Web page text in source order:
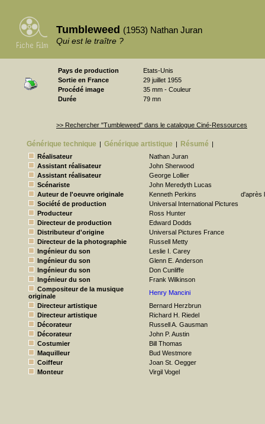
Tumbleweed (1953) Nathan Juran
Qui est le traître ?
Pays de production
Etats-Unis
Sortie en France
29 juillet 1955
Procédé image
35 mm - Couleur
Durée
79 mn
>> Rechercher "Tumbleweed" dans le catalogue Ciné-Ressources
Générique technique | Générique artistique | Résumé |
Réalisateur
Nathan Juran
Assistant réalisateur
John Sherwood
Assistant réalisateur
George Lollier
Scénariste
John Meredyth Lucas
Auteur de l'oeuvre originale
Kenneth Perkins
d'après
Société de production
Universal International Pictures
Producteur
Ross Hunter
Directeur de production
Edward Dodds
Distributeur d'origine
Universal Pictures France
Directeur de la photographie
Russell Metty
Ingénieur du son
Leslie I. Carey
Ingénieur du son
Glenn E. Anderson
Ingénieur du son
Don Cunliffe
Ingénieur du son
Frank Wilkinson
Compositeur de la musique
originale
Henry Mancini
Directeur artistique
Bernard Herzbrun
Directeur artistique
Richard H. Riedel
Décorateur
Russell A. Gausman
Décorateur
John P. Austin
Costumier
Bill Thomas
Maquilleur
Bud Westmore
Coiffeur
Joan St. Oegger
Monteur
Virgil Vogel